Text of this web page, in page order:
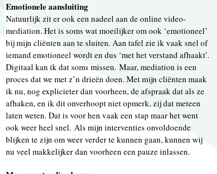
Emotionele aansluiting
Natuurlijk zit er ook een nadeel aan de online video-
mediation. Het is soms wat moeilijker om ook ‘emotioneel’
bij mijn cliënten aan te sluiten. Aan tafel zie ik vaak snel of
iemand emotioneel wordt en dus ‘met het verstand afhaakt’.
Digitaal kan ik dat soms missen. Maar, mediation is een
proces dat we met z’n drieën doen. Met mijn cliënten maak
ik nu, nog explicieter dan voorheen, de afspraak dat als ze
afhaken, en ik dit onverhoopt niet opmerk, zij dat meteen
laten weten. Dat is voor hen vaak een stap maar het went
ook weer heel snel. Als mijn interventies onvoldoende
blijken te zijn om weer verder te kunnen gaan, kunnen wij
nu veel makkelijker dan voorheen een pauze inlassen.